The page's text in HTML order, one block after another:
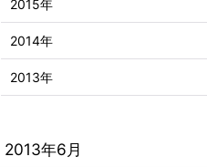
2013年6月
2015年
2014年
2013年